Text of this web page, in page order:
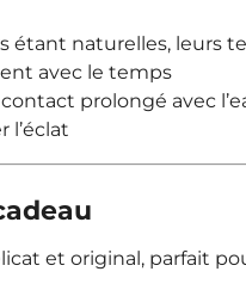
étant naturelles, leurs
avec le temps
prolongé avec
l’éclat
et original, parfait